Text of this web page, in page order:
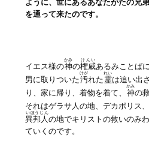
ように、世にあるあなたがたの兄
を通って来たのです。
イエス様の神
かみ
の権威
けんい
あるみことば
男に取りついた汚
けが
れた 霊
れい
は追い出
り、家に帰り、着物を着て、 神
かみ
の
それはゲラサ人の地、デカポリス
異邦人
いほうじん
の地でキリストの救いのみ
ていくのです。